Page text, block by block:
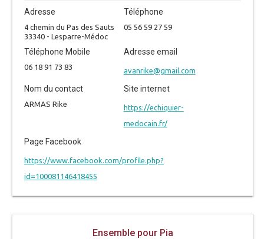
Adresse
4 chemin du Pas des Sauts
33340 - Lesparre-Médoc
Téléphone
05 56 59 27 59
Téléphone Mobile
06 18 91 73 83
Adresse email
avanrike@gmail.com
Nom du contact
ARMAS Rike
Site internet
https://echiquier-
medocain.fr/
Page Facebook
https://www.facebook.com/profile.php?
id=100081146418455
Ensemble pour Pia